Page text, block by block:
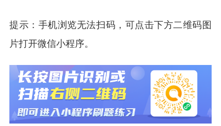
提示：手机浏览无法扫码，可点击下方二维码图
片打开微信小程序。